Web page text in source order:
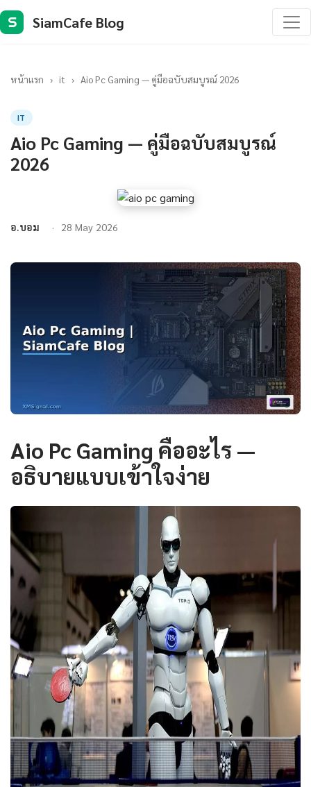
S SiamCafe Blog
หน้าแรก › it › Aio Pc Gaming — คู่มือฉบับสมบูรณ์ 2026
IT
Aio Pc Gaming — คู่มือฉบับสมบูรณ์
2026
อ.บอม 28 May 2026
Aio Pc Gaming คืออะไร —
อธิบายแบบเข้าใจง่าย